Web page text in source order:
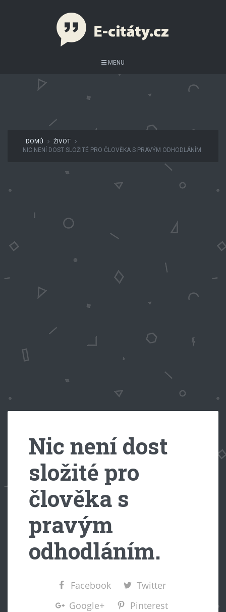
MENU
DOMŮ
ŽIVOT
NIC NENÍ DOST SLOŽITÉ PRO ČLOVĚKA S PRAVÝM ODHODLÁNÍM.
Nic není dost
složité pro
člověka s
pravým
odhodláním.
Facebook
Twitter
Google+
Pinterest